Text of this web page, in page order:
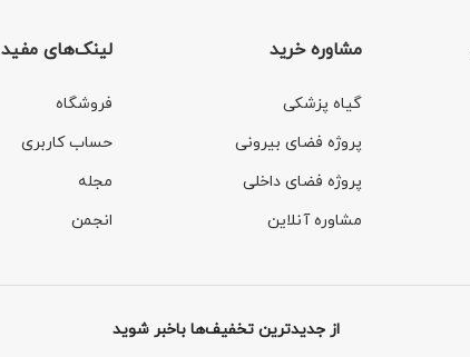
مشاوره خرید
گیاه پزشکی
پروژه فضای بیرونی
پروژه فضای داخلی
مشاوره آنلاین
لینک‌های مفید
فروشگاه
حساب کاربری
مجله
انجمن
از جدیدترین تخفیف‌ها باخبر شوید